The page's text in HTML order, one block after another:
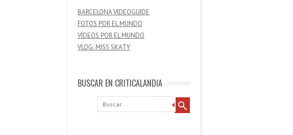
BARCELONA VIDEOGUIDE
FOTOS POR EL MUNDO
VÍDEOS POR EL MUNDO
VLOG: MISS SKATY
BUSCAR EN CRITICALANDIA
Buscar